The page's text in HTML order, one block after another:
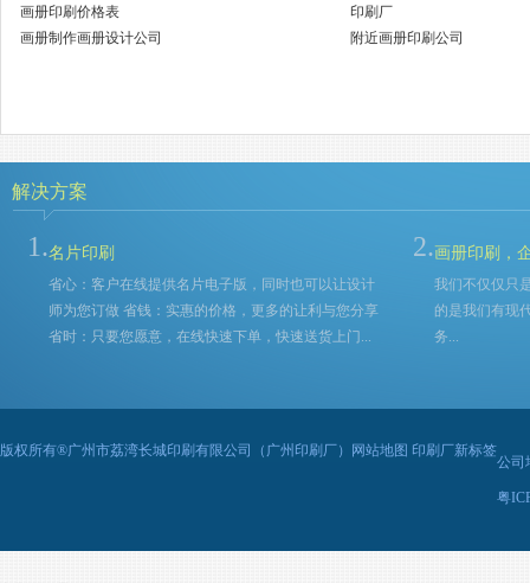
画册印刷价格表
印刷厂
画册制作画册设计公司
附近画册印刷公司
解决方案
1.名片印刷
省心：客户在线提供名片电子版，同时也可以让设计
师为您订做 省钱：实惠的价格，更多的让利与您分享
省时：只要您愿意，在线快速下单，快速送货上门...
2.画册印刷，
我们不仅仅只
的是我们有现
务...
版权所有®广州市荔湾长城印刷有限公司（广州印刷厂） 网站地图 印刷厂新标签
公司
粤